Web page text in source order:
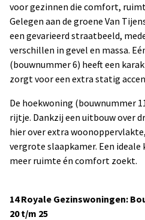
voor gezinnen die comfort,
Gelegen aan de groene Van
een gevarieerd straatbeeld,
verschillen in gevel en massa.
(bouwnummer 6) heeft een
zorgt voor een extra statig
De hoekwoning (bouwnummer
rijtje. Dankzij een uitbouw over
hier over extra
vergrote slaapkamer. Een ideale
meer ruimte én comfort zoekt.
14 Royale Gezinswoningen:
20 t/m 25